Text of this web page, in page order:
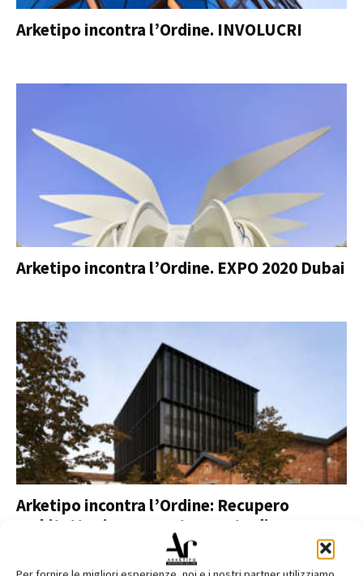
Arketipo incontra l’Ordine. INVOLUCRI
Arketipo incontra l’Ordine. EXPO 2020 Dubai
Arketipo incontra l’Ordine: Recupero
architettonico come strumento di
rigenerazione urbana e...